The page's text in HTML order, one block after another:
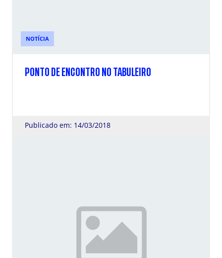
NOTÍCIA
PONTO DE ENCONTRO NO TABULEIRO
Publicado em: 14/03/2018